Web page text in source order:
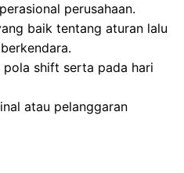
perusahaan.
baik tentang aturan lalu
pola shift serta pada hari
atau pelanggaran